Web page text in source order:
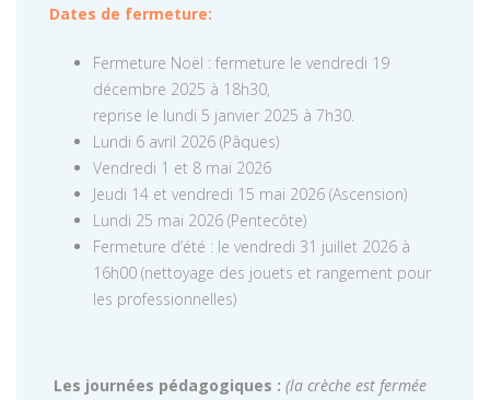
Dates de fermeture:
Fermeture Noël : fermeture le vendredi 19
décembre 2025 à 18h30,
reprise le lundi 5 janvier 2025 à 7h30.
Lundi 6 avril 2026 (Pâques)
Vendredi 1 et 8 mai 2026
Jeudi 14 et vendredi 15 mai 2026 (Ascension)
Lundi 25 mai 2026 (Pentecôte)
Fermeture d’été : le vendredi 31 juillet 2026 à
16h00 (nettoyage des jouets et rangement pour
les professionnelles)
Les journées pédagogiques : (la crèche est fermée